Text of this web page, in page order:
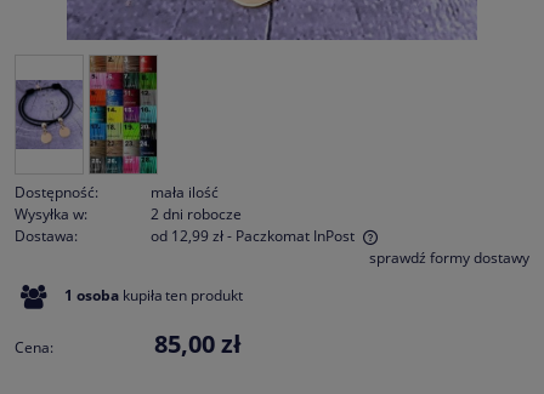
Dostępność:
mała ilość
Wysyłka w:
2 dni robocze
Dostawa:
od 12,99 zł- Paczkomat InPost
Cena nie zawiera ewentualnych kosztów płatnościsprawdź formy dostawy
1 osoba kupiłaten produkt
Cena: 85,00 zł